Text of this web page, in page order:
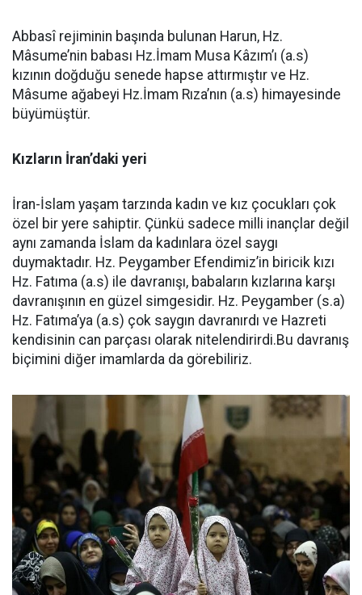
Abbasî rejiminin başında bulunan Harun, Hz.
Mâsume’nin babası Hz.İmam Musa Kâzım’ı (a.s)
kızının doğduğu senede hapse attırmıştır ve Hz.
Mâsume ağabeyi Hz.İmam Rıza’nın (a.s) himayesinde
büyümüştür.
Kızların İran’daki yeri
İran-İslam yaşam tarzında kadın ve kız çocukları çok
özel bir yere sahiptir. Çünkü sadece milli inançlar değil
aynı zamanda İslam da kadınlara özel saygı
duymaktadır. Hz. Peygamber Efendimiz’in biricik kızı
Hz. Fatıma (a.s) ile davranışı, babaların kızlarına karşı
davranışının en güzel simgesidir. Hz. Peygamber (s.a)
Hz. Fatıma’ya (a.s) çok saygın davranırdı ve Hazreti
kendisinin can parçası olarak nitelendirirdi.Bu davranış
biçimini diğer imamlarda da görebiliriz.